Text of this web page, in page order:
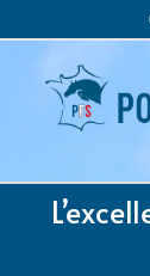
au